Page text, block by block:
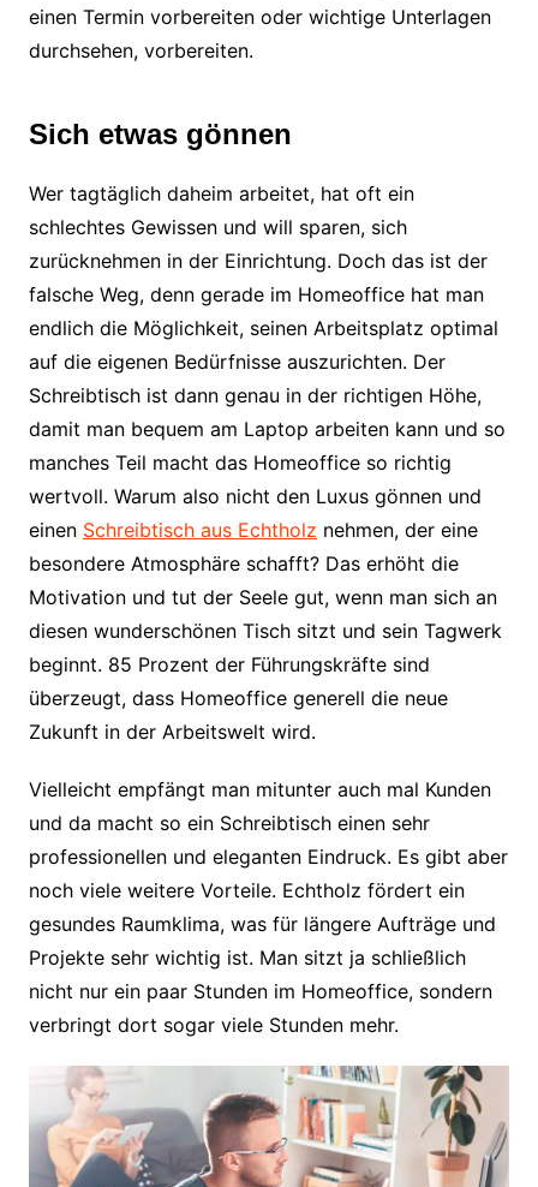
einen Termin vorbereiten oder wichtige Unterlagen
durchsehen, vorbereiten.
Sich etwas gönnen
Wer tagtäglich daheim arbeitet, hat oft ein
schlechtes Gewissen und will sparen, sich
zurücknehmen in der Einrichtung. Doch das ist der
falsche Weg, denn gerade im Homeoffice hat man
endlich die Möglichkeit, seinen Arbeitsplatz optimal
auf die eigenen Bedürfnisse auszurichten. Der
Schreibtisch ist dann genau in der richtigen Höhe,
damit man bequem am Laptop arbeiten kann und so
manches Teil macht das Homeoffice so richtig
wertvoll. Warum also nicht den Luxus gönnen und
einen Schreibtisch aus Echtholz nehmen, der eine
besondere Atmosphäre schafft? Das erhöht die
Motivation und tut der Seele gut, wenn man sich an
diesen wunderschönen Tisch sitzt und sein Tagwerk
beginnt. 85 Prozent der Führungskräfte sind
überzeugt, dass Homeoffice generell die neue
Zukunft in der Arbeitswelt wird.
Vielleicht empfängt man mitunter auch mal Kunden
und da macht so ein Schreibtisch einen sehr
professionellen und eleganten Eindruck. Es gibt aber
noch viele weitere Vorteile. Echtholz fördert ein
gesundes Raumklima, was für längere Aufträge und
Projekte sehr wichtig ist. Man sitzt ja schließlich
nicht nur ein paar Stunden im Homeoffice, sondern
verbringt dort sogar viele Stunden mehr.